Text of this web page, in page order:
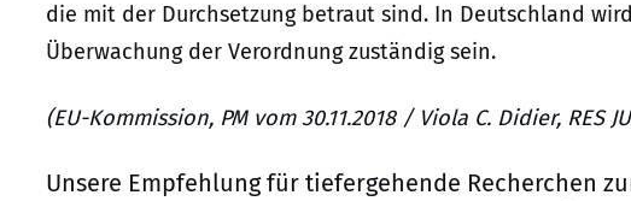
die mit der Durchsetzung betraut sind. In Deutschland
Überwachung der Verordnung zuständig sein.
(EU-Kommission, PM vom 30.11.2018 / Viola C. Didier, RES
Unsere Empfehlung für tiefergehende Recherchen